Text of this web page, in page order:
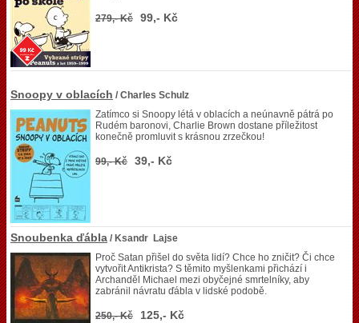
279,- Kč 99,- Kč
Snoopy v oblacích / Charles Schulz
Zatímco si Snoopy létá v oblacích a neúnavně pátrá po
Rudém baronovi, Charlie Brown dostane příležitost
konečně promluvit s krásnou zrzečkou!
99,- Kč 39,- Kč
Snoubenka ďábla / Ksandr Lajse
Proč Satan přišel do světa lidí? Chce ho zničit? Či chce
vytvořit Antikrista? S těmito myšlenkami přichází i
Archanděl Michael mezi obyčejné smrtelníky, aby
zabránil návratu ďábla v lidské podobě.
250,- Kč 125,- Kč